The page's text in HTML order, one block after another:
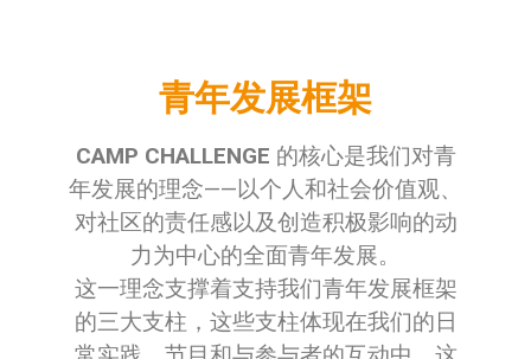
青年发展框架
CAMP CHALLENGE 的核心是我们对青
年发展的理念——以个人和社会价值观、
对社区的责任感以及创造积极影响的动
力为中心的全面青年发展。
这一理念支撑着支持我们青年发展框架
的三大支柱，这些支柱体现在我们的日